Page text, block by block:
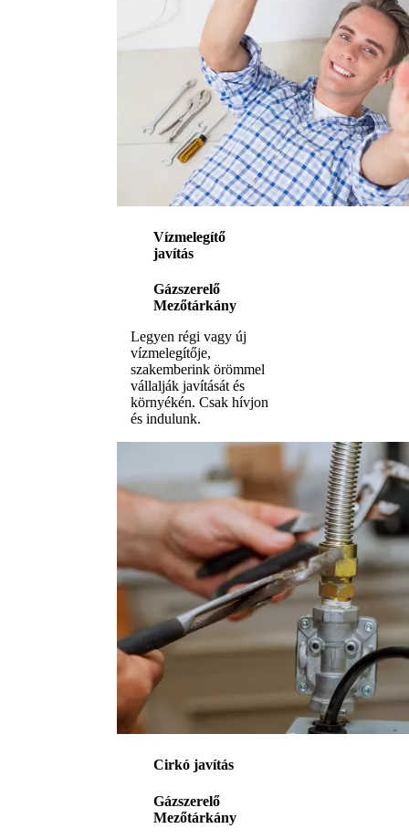
Vízmelegítő
javítás
Gázszerelő
Mezőtárkány
Legyen régi vagy új
vízmelegítője,
szakemberink örömmel
vállalják javítását és
környékén. Csak hívjon
és indulunk.
Cirkó javítás
Gázszerelő
Mezőtárkány